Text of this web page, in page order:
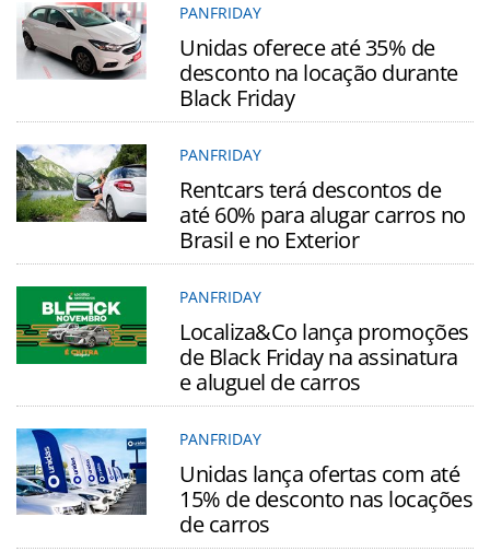
PANFRIDAY
Unidas oferece até 35% de
desconto na locação durante
Black Friday
PANFRIDAY
Rentcars terá descontos de
até 60% para alugar carros no
Brasil e no Exterior
PANFRIDAY
Localiza&Co lança promoções
de Black Friday na assinatura
e aluguel de carros
PANFRIDAY
Unidas lança ofertas com até
15% de desconto nas locações
de carros